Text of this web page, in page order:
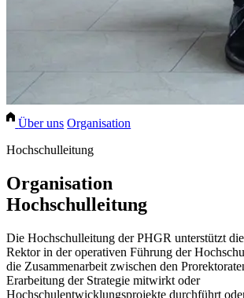
Über uns Organisation
Hochschulleitung
Organisation
Hochschulleitung
Die Hochschulleitung der PHGR unterstützt
Rektor in der operativen Führung der
die Zusammenarbeit zwischen den
Erarbeitung der Strategie mitwirkt oder
Hochschulentwicklungsprojekte durchführt